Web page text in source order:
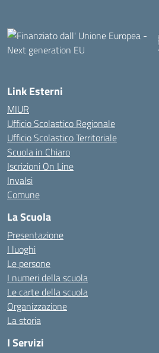
Link Esterni
MIUR
Ufficio Scolastico Regionale
Ufficio Scolastico Territoriale
Scuola in Chiaro
Iscrizioni On Line
Invalsi
Comune
La Scuola
Presentazione
I luoghi
Le persone
I numeri della scuola
Le carte della scuola
Organizzazione
La storia
I Servizi